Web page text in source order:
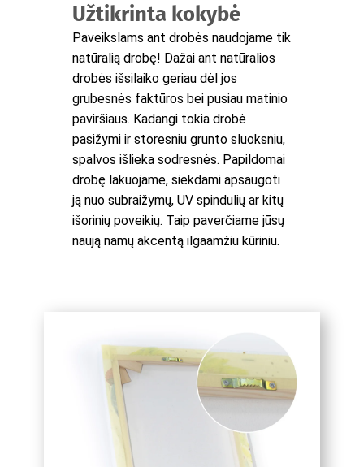
Užtikrinta kokybė
Paveikslams ant drobės naudojame tik
natūralią drobę! Dažai ant natūralios
drobės išsilaiko geriau dėl jos
grubesnės faktūros bei pusiau matinio
paviršiaus. Kadangi tokia drobė
pasižymi ir storesniu grunto sluoksniu,
spalvos išlieka sodresnės. Papildomai
drobę lakuojame, siekdami apsaugoti
ją nuo subraižymų, UV spindulių ar kitų
išorinių poveikių. Taip paverčiame jūsų
naują namų akcentą ilgaamžiu kūriniu.